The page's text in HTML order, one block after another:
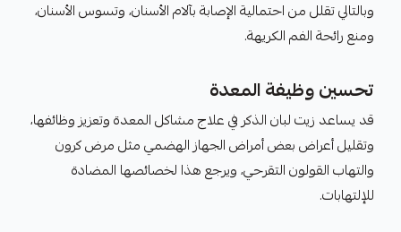
وبالتالي تقلل من احتمالية الإصابة بآلام الأسنان، وتسوس الأسنان،
ومنع رائحة الفم الكريهة.
تحسين وظيفة المعدة
قد يساعد زيت لبان الذكر في علاج مشاكل المعدة وتعزيز وظائفها،
وتقليل أعراض بعض أمراض الجهاز الهضمي مثل مرض كرون
والتهاب القولون التقرحي، ويرجع هذا لخصائصها المضادة
للإلتهابات.